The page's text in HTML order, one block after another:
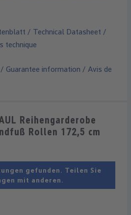
/ Technical Datasheet /
technique
Guarantee information / Avis de
Reihengarderobe
Rollen 172,5 cm
gefunden. Teilen Sie
mit anderen.